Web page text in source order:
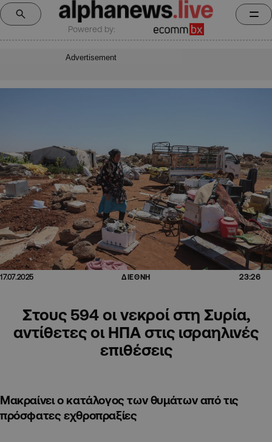
Powered by:
Advertisement
17.07.2025 ΔΙΕΘΝΗ 23:26
Στους 594 οι νεκροί στη Συρία,
αντίθετες οι ΗΠΑ στις ισραηλινές
επιθέσεις
Μακραίνει ο κατάλογος των θυμάτων από τις
πρόσφατες εχθροπραξίες